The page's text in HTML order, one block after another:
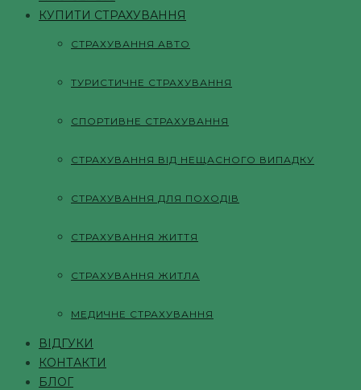
КУПИТИ СТРАХУВАННЯ
СТРАХУВАННЯ АВТО
ТУРИСТИЧНЕ СТРАХУВАННЯ
СПОРТИВНЕ СТРАХУВАННЯ
СТРАХУВАННЯ ВІД НЕЩАСНОГО ВИПАДКУ
СТРАХУВАННЯ ДЛЯ ПОХОДІВ
СТРАХУВАННЯ ЖИТТЯ
СТРАХУВАННЯ ЖИТЛА
МЕДИЧНЕ СТРАХУВАННЯ
ВІДГУКИ
КОНТАКТИ
БЛОГ